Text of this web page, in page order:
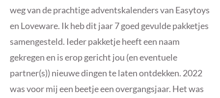
weg van de prachtige adventskalenders van Easytoys
en Loveware. Ik heb dit jaar 7 goed gevulde pakketjes
samengesteld. Ieder pakketje heeft een naam
gekregen en is erop gericht jou (en eventuele
partner(s)) nieuwe dingen te laten ontdekken. 2022
was voor mij een beetje een overgangsjaar. Het was